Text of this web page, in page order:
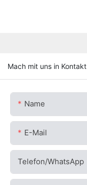
Mach mit uns in Kontakt
Name
E-Mail
Telefon/WhatsApp